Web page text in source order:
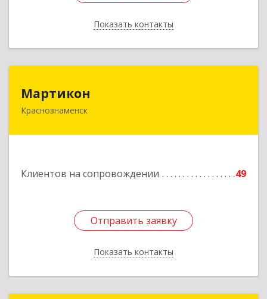
Показать контакты
Назад
Мартикон
Краснознаменск
Клиентов на сопровождении 49
Отправить заявку
Показать контакты
143090, Московская обл, Краснознаменск г,
Отправить заявку
Назад